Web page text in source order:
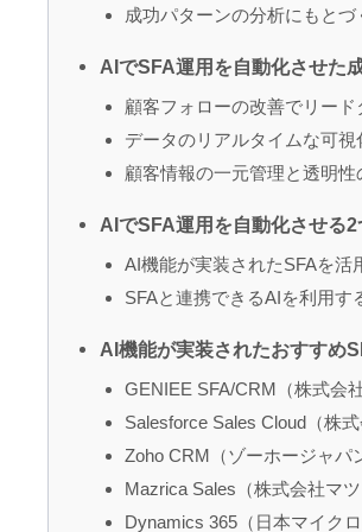
成功パターンの分析にもと
AIでSFA運用を自動化させた
顧客フォローの改善でリード
データのリアルタイムな可視
顧客情報の一元管理と透明性
AIでSFA運用を自動化させる
AI機能が実装されたSFAを活
SFAと連携できるAIを利用す
AI機能が実装されたおすすめ
GENIEE SFA/CRM（株式会
Salesforce Sales Cloud（株
Zoho CRM（ゾーホージャパ
Mazrica Sales（株式会社マツ
Dynamics 365（日本マイク